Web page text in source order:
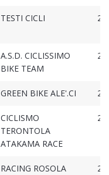
TESTI CICLI
A.S.D. CICLISSIMO
BIKE TEAM
GREEN BIKE ALE'.CI
CICLISMO
TERONTOLA
ATAKAMA RACE
RACING ROSOLA